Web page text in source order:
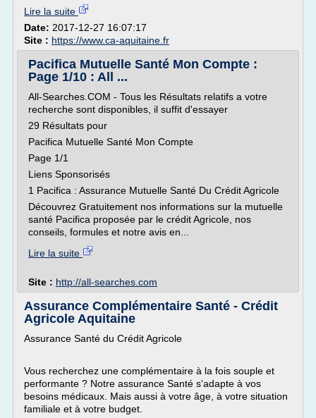
Lire la suite
Date: 2017-12-27 16:07:17
Site : https://www.ca-aquitaine.fr
Pacifica Mutuelle Santé Mon Compte :
Page 1/10 : All ...
All-Searches.COM - Tous les Résultats relatifs a votre
recherche sont disponibles, il suffit d'essayer
29 Résultats pour
Pacifica Mutuelle Santé Mon Compte
Page 1/1
Liens Sponsorisés
1 Pacifica : Assurance Mutuelle Santé Du Crédit Agricole
Découvrez Gratuitement nos informations sur la mutuelle
santé Pacifica proposée par le crédit Agricole, nos
conseils, formules et notre avis en...
Lire la suite
Site : http://all-searches.com
Assurance Complémentaire Santé - Crédit
Agricole Aquitaine
Assurance Santé du Crédit Agricole
Vous recherchez une complémentaire à la fois souple et
performante ? Notre assurance Santé s'adapte à vos
besoins médicaux. Mais aussi à votre âge, à votre situation
familiale et à votre budget.